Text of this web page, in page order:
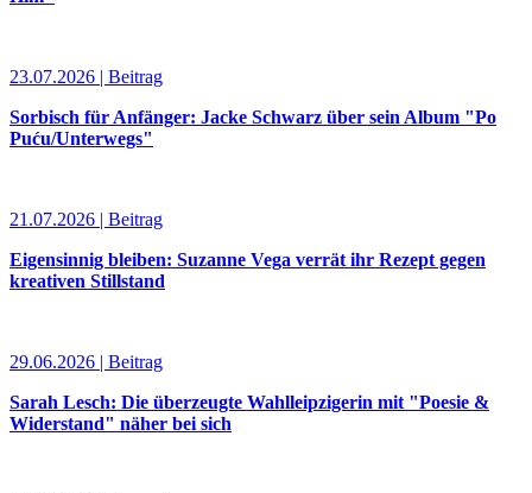
23.07.2026 | Beitrag
Sorbisch für Anfänger: Jacke Schwarz über sein Album "Po
Puću/Unterwegs"
21.07.2026 | Beitrag
Eigensinnig bleiben: Suzanne Vega verrät ihr Rezept gegen
kreativen Stillstand
29.06.2026 | Beitrag
Sarah Lesch: Die überzeugte Wahlleipzigerin mit "Poesie &
Widerstand" näher bei sich